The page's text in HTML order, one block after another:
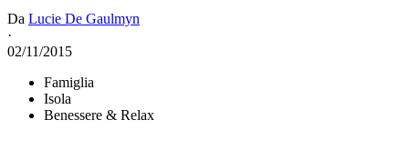
Da Lucie De Gaulmyn
·
02/11/2015
Famiglia
Isola
Benessere & Relax